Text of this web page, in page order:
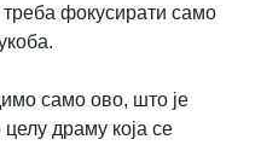
треба фокусирати само
само ово, што је
драму која се